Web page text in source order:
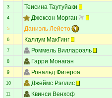
3 Теисина Таутуйаки
4 Джексон Морган
5 Даниэль Лейето
6 Каллум МакГинг
7 Роммель Виллароэль
8 Гарри Монаган
9 Рональд Фигероа
10 Джеймс Рэллис
11 Квинси Венхоф